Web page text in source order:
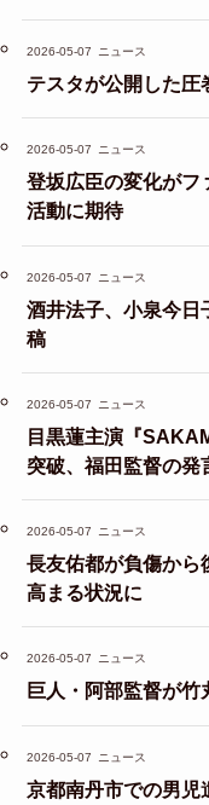
2026-05-07 ニュース
テスタが公開した圧
2026-05-07 ニュース
登坂広臣の変化が
活動に期待
2026-05-07 ニュース
酒井法子、小泉今日
稿
2026-05-07 ニュース
目黒蓮主演『
突破、福田監督の発
2026-05-07 ニュース
長友佑都が負傷から
高まる状況に
2026-05-07 ニュース
巨人・阿部監督が
2026-05-07 ニュース
京都南丹市での男児